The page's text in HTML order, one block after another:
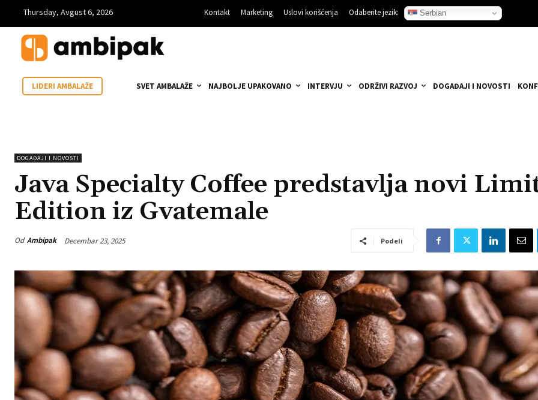
Thursday, Avgust 6, 2026 Kontakt Marketing Uslovi korišćenja Odaberite jezik: Serbian
LIDERI AMBALAŽE SVET AMBALAŽE NAJBOLJE UPAKOVANO INTERVJU ODRŽIVI RAZVOJ DOGAĐAJI I NOVOSTI
DOGAĐAJI I NOVOSTI
Java Specialty Coffee predstavlja novi
Edition iz Gvatemale
Od Ambipak Decembar 23, 2025 Podeli